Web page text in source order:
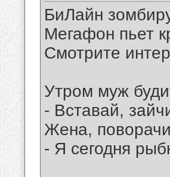
БиЛайн
Мегафон пьет
Смотрите
Утром муж
- Вставай,
Жена,
- Я сегодня